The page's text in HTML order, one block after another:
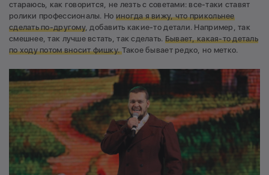
стараюсь, как говорится, не лезть с советами: все-таки ставят
ролики профессионалы. Но иногда я вижу, что прикольнее
сделать по-другому, добавить какие-то детали. Например, так
смешнее, так лучше встать, так сделать. Бывает, какая-то деталь
по ходу потом вносит фишку.Такое бывает редко, но метко.